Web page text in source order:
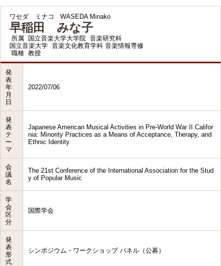
ワセダ ミナコ WASEDA Minako
早稲田 みな子
所属
国立音楽大学大学院 音楽研究科
国立音楽大学 音楽文化教育学科 音楽情報専修
職種 教授
発
表
年
月
日
2022/07/06
発
表
テ
ー
マ
Japanese American Musical Activities in Pre-World War II Califor
nia: Minority Practices as a Means of Acceptance, Therapy, and
Ethnic Identity
会
議
名
The 21st Conference of the International Association for the Stud
y of Popular Music
学
会
区
分
国際学会
発
表
形
式
シンポジウム・ワークショップ パネル（公募）